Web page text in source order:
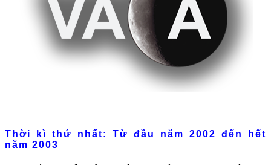
Thời kì thứ nhất: Từ đầu năm 2002 đến hết
năm 2003